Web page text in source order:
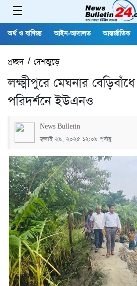
অর্থ ও বাণিজ্য আইন-আদালত আন্তর্জাতিক
প্রচ্ছদ/ দেশজুড়ে
লক্ষ্মীপুরে মেঘনার
পরিদর্শনে ইউএনও
News Bulletin
জুলাই ২৯, ২০২৫ ১২:০৯ পূর্বাহ্ণ